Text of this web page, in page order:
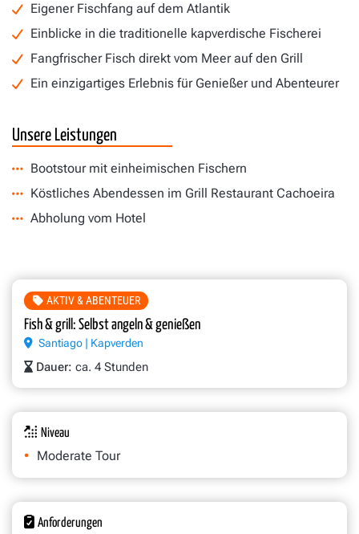
Eigener Fischfang auf dem Atlantik
Einblicke in die traditionelle kapverdische Fischerei
Fangfrischer Fisch direkt vom Meer auf den Grill
Ein einzigartiges Erlebnis für Genießer und Abenteurer
Unsere Leistungen
Bootstour mit einheimischen Fischern
Köstliches Abendessen im Grill Restaurant Cachoeira
Abholung vom Hotel
AKTIV & ABENTEUER
Fish & grill: Selbst angeln & genießen
Santiago | Kapverden
Dauer: ca. 4 Stunden
Niveau
Moderate Tour
Anforderungen